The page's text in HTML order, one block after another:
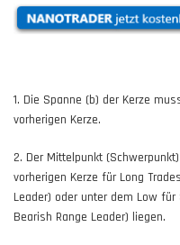
1. Die Spanne (b) der Kerze
vorherigen Kerze.
2. Der Mittelpunkt
vorherigen Kerze für Long
Leader) oder unter dem Low
Bearish Range Leader) liegen.